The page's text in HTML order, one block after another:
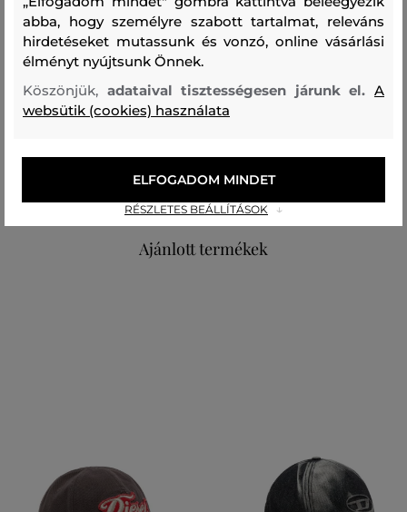
Szezon: FW24
Termék kódja
306500_4M50-624-CC-09-0
Összetétel
Ajánlott termékek
abba, hogy személyre szabott tartalmat, releváns
hirdetéseket mutassunk és vonzó, online vásárlási
élményt nyújtsunk Önnek.
Köszönjük, adataival tisztességesen járunk el.A
websütik (cookies) használata
RÉSZLETES BEÁLLÍTÁSOK
ELFOGADOM MINDET